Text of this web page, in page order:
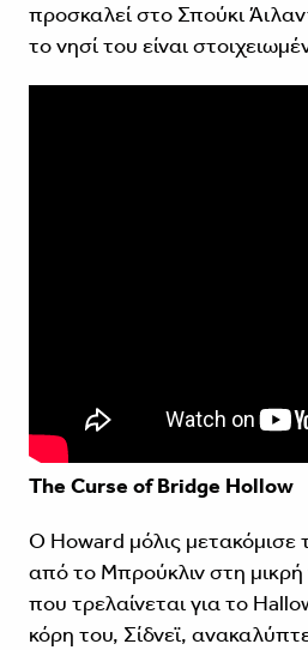
προσκαλεί στο Σπούκι
το νησί του είναι
The Curse of Bridge Hollow
O Howard μόλις μετακόμισε
από το Μπρούκλιν στη
που τρελαίνεται για το
κόρη του, Σίδνεϊ,